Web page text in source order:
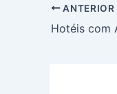
ANTERIOR